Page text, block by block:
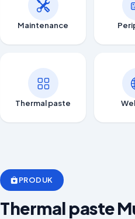
Maintenance
Thermal paste
PRODUK
Thermal paste